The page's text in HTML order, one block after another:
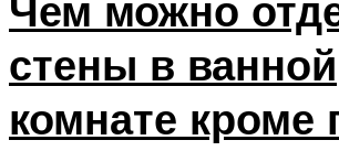
стены в ванной
комнате кроме